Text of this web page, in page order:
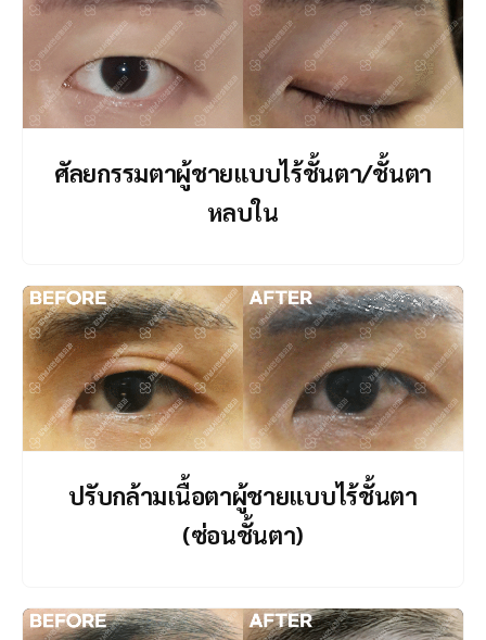
ศัลยกรรมตาผู้ชายแบบไร้ชั้นตา/ชั้นตา
หลบใน
ปรับกล้ามเนื้อตาผู้ชายแบบไร้ชั้นตา
(ซ่อนชั้นตา)